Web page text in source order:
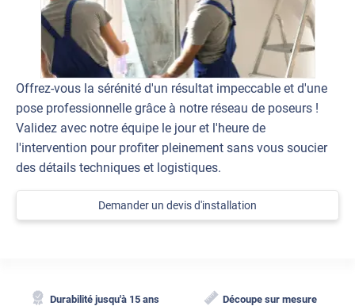
Offrez-vous la sérénité d'un résultat impeccable et d'une
pose professionnelle grâce à notre réseau de poseurs !
Validez avec notre équipe le jour et l'heure de
l'intervention pour profiter pleinement sans vous soucier
des détails techniques et logistiques.
Demander un devis d'installation
Durabilité jusqu'à 15 ans Découpe sur mesure